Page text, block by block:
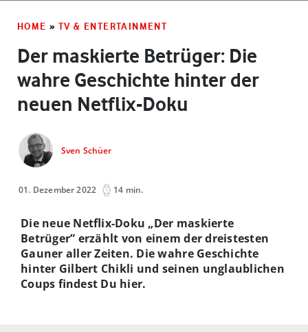
HOME » TV & ENTERTAINMENT
Der maskierte Betrüger: Die
wahre Geschichte hinter der
neuen Netflix-Doku
Sven Schüer
01. Dezember 2022 14 min.
Die neue Netflix-Doku „Der maskierte
Betrüger” erzählt von einem der dreistesten
Gauner aller Zeiten. Die wahre Geschichte
hinter Gilbert Chikli und seinen unglaublichen
Coups findest Du hier.